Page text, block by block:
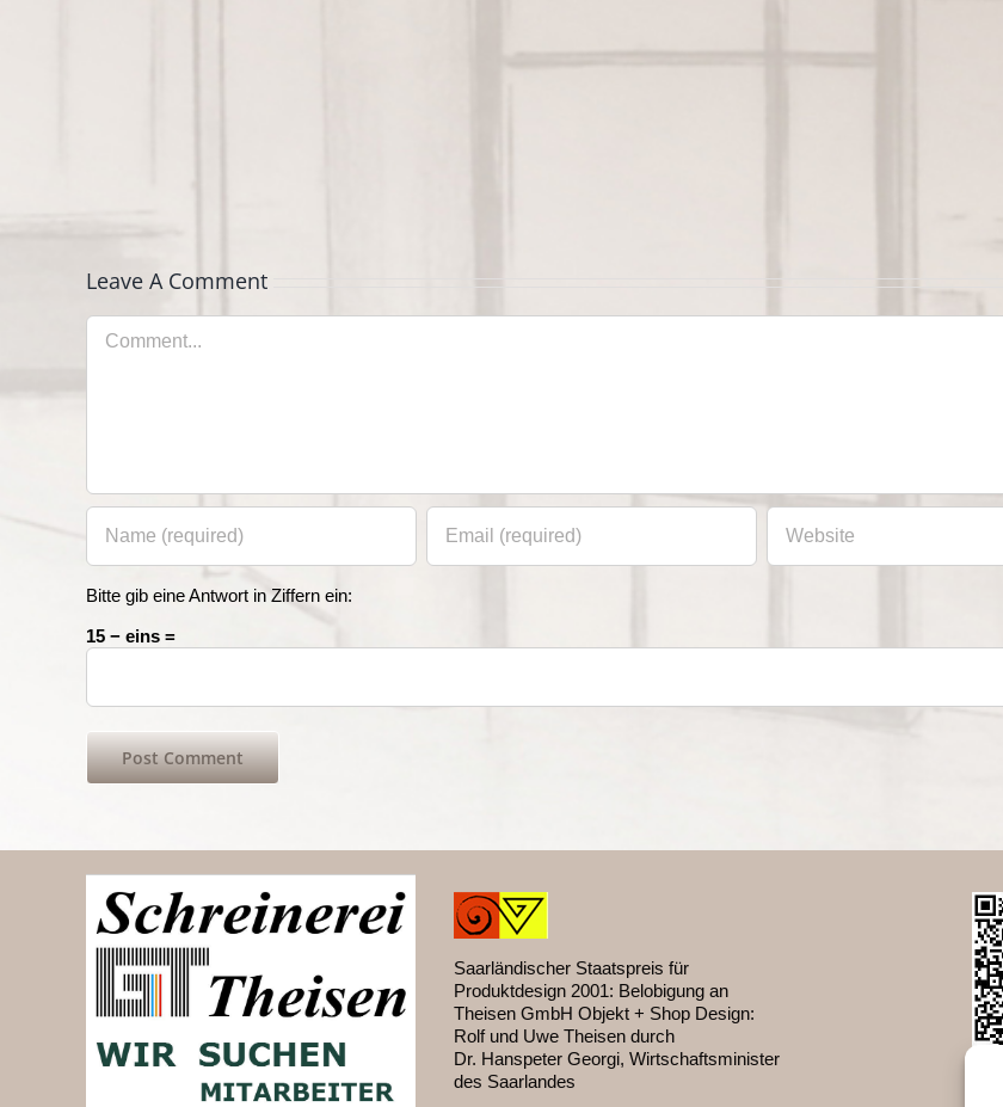
Leave A Comment
Comment
Bitte gib eine Antwort in Ziffern ein:
15 − eins =
Saarländischer Staatspreis für
Produktdesign 2001: Belobigung an
Theisen GmbH Objekt + Shop Design:
Rolf und Uwe Theisen durch
Dr. Hanspeter Georgi, Wirtschaftsminister
des Saarlandes